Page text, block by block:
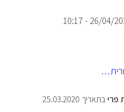
פריבתאריך 25.03.2020